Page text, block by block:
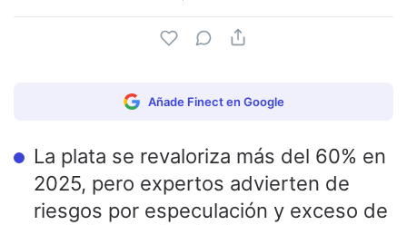
Añade Finect en Google
La plata se revaloriza más del 60% en
2025, pero expertos advierten de
riesgos por especulación y exceso de